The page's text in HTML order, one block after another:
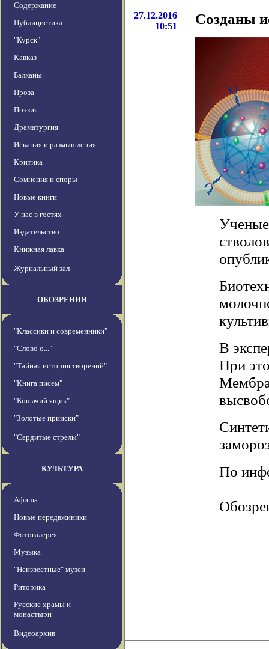
Содержание
Публицистика
"Курск"
Кавказ
Балканы
Проза
Поэзия
Драматургия
Искания и размышления
Критика
Сомнения и споры
Новые книги
У нас в гостях
Издательство
Книжная лавка
Журнальный зал
ОБОЗРЕНИЯ
"Классики и современники"
"Слово о..."
"Тайная история творений"
"Книга писем"
"Кошачий ящик"
"Золотые прииски"
"Сердитые стрелы"
КУЛЬТУРА
Афиша
Новые передвжиники
Фотогалерея
Музыка
"Неизвестные" музеи
Риторика
Русские храмы и
монастыри
Видеоархив
27.12.2016
10:51
Созданы
Ученые
В
При
По